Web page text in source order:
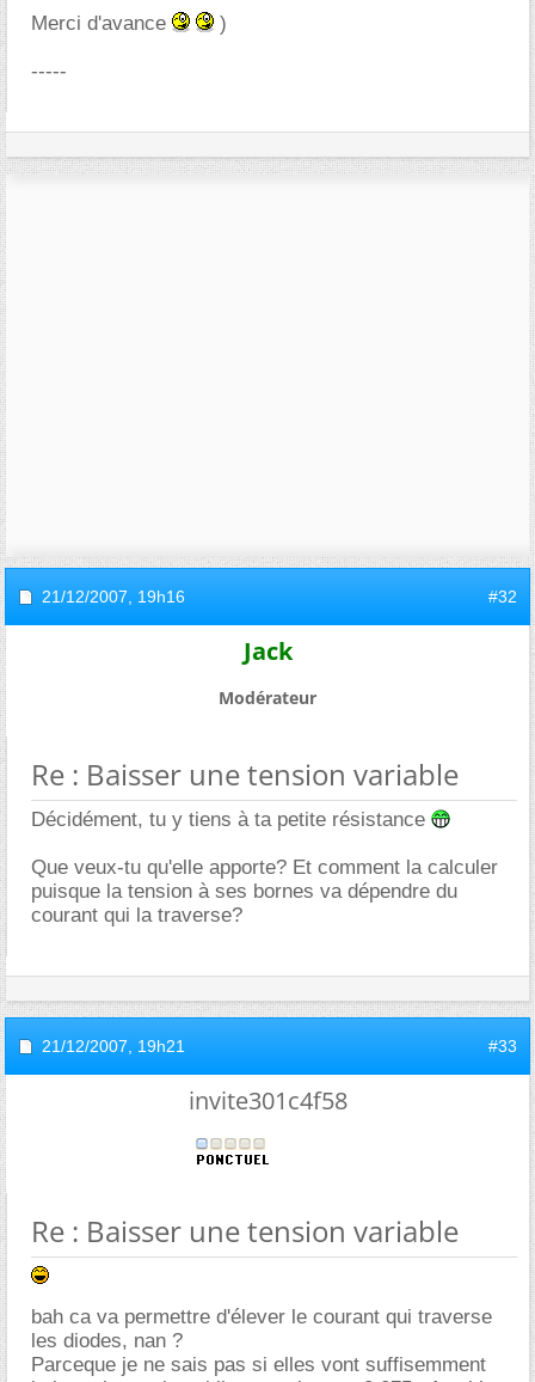
Merci d'avance )
-----
21/12/2007, 19h16 #32
Jack
Modérateur
Re : Baisser une tension variable
Décidément, tu y tiens à ta petite résistance
Que veux-tu qu'elle apporte? Et comment la calculer
puisque la tension à ses bornes va dépendre du
courant qui la traverse?
21/12/2007, 19h21 #33
invite301c4f58
Re : Baisser une tension variable
bah ca va permettre d'élever le courant qui traverse
les diodes, nan ?
Parceque je ne sais pas si elles vont suffisemment